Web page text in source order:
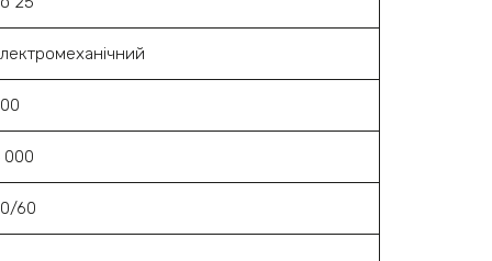
000
60